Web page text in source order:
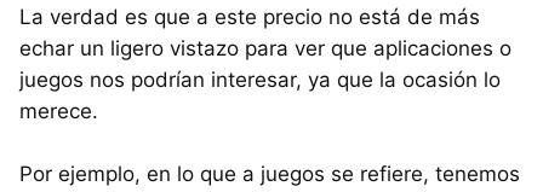
La verdad es que a este precio no está de más
echar un ligero vistazo para ver que aplicaciones o
juegos nos podrían interesar, ya que la ocasión lo
merece.
Por ejemplo, en lo que a juegos se refiere, tenemos